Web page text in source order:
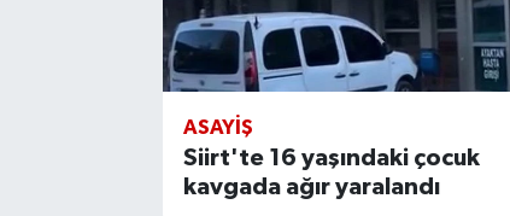
ASAYIŞ
Siirt'te 16 yaşındaki çocuk
kavgada ağır yaralandı